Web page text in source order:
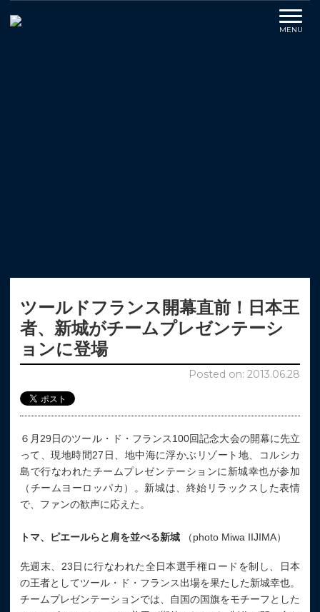
ツールドフランス開幕直前！日本王
者、新城がチームプレゼンテーシ
ョンに登場
Posted on: 2013.06.28
６月29日のツール・ド・フランス100回記念大会の開幕に先立
って、現地時間27日、地中海に浮かぶリゾート地、コルシカ
島で行なわれたチームプレゼンテーションに新城幸也が参加
（チームヨーロッパカ）。新城は、終始リラックスした表情
で、ファンの歓声に応えた。
トマ、ピエールらと肩を並べる新城 （photo Miwa IIJIMA）
先週末、23日に行なわれた全日本選手権ロードを制し、日本
の王者としてツール・ド・フランス出場を果たした新城幸也。
チームプレゼンテーションでは、自国の国旗をモチーフとした